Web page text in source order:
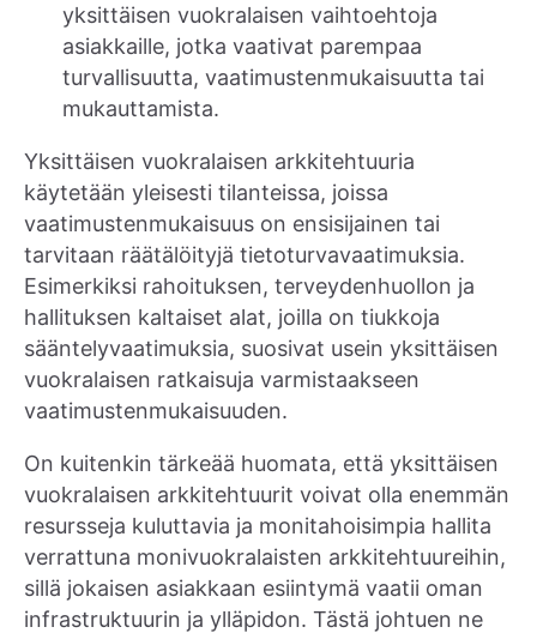
yksittäisen vuokralaisen vaihtoehtoja
asiakkaille, jotka vaativat parempaa
turvallisuutta, vaatimustenmukaisuutta tai
mukauttamista.
Yksittäisen vuokralaisen arkkitehtuuria
käytetään yleisesti tilanteissa, joissa
vaatimustenmukaisuus on ensisijainen tai
tarvitaan räätälöityjä tietoturvavaatimuksia.
Esimerkiksi rahoituksen, terveydenhuollon ja
hallituksen kaltaiset alat, joilla on tiukkoja
sääntelyvaatimuksia, suosivat usein yksittäisen
vuokralaisen ratkaisuja varmistaakseen
vaatimustenmukaisuuden.
On kuitenkin tärkeää huomata, että yksittäisen
vuokralaisen arkkitehtuurit voivat olla enemmän
resursseja kuluttavia ja monitahoisimpia hallita
verrattuna monivuokralaisten arkkitehtuureihin,
sillä jokaisen asiakkaan esiintymä vaatii oman
infrastruktuurin ja ylläpidon. Tästä johtuen ne